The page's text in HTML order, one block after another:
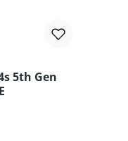
5th Gen